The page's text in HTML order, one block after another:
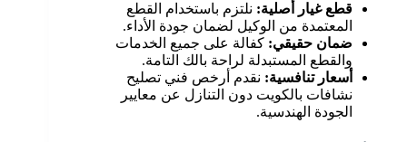
قطع غيار أصلية: نلتزم باستخدام القطع
المعتمدة من الوكيل لضمان جودة الأداء.
ضمان حقيقي: كفالة على جميع الخدمات
والقطع المستبدلة لراحة بالك التامة.
أسعار تنافسية: نقدم أرخص فني تصليح
نشافات بالكويت دون التنازل عن معايير
الجودة الهندسية.